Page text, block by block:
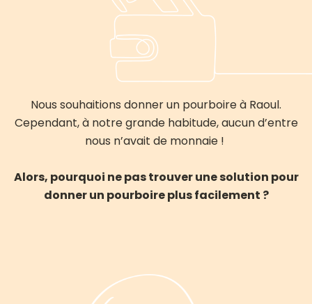
Nous souhaitions donner un pourboire à Raoul.
Cependant, à notre grande habitude, aucun d’entre
nous n’avait de monnaie !
Alors, pourquoi ne pas trouver une solution pour
donner un pourboire plus facilement ?